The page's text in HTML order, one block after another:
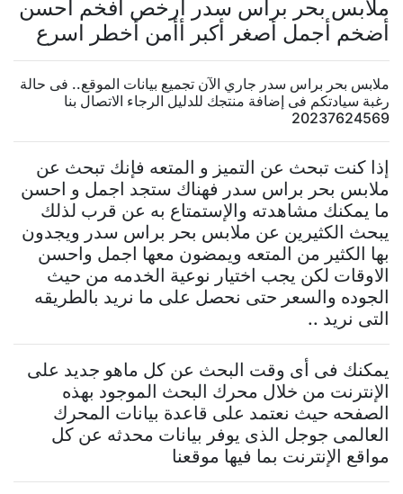
ملابس بحر براس سدر ارخص افخم أحسن
أضخم أجمل أصغر أكبر أأمن أخطر اسرع
ملابس بحر براس سدر جاري الآن تجميع بيانات الموقع.. فى حالة
رغبة سيادتكم فى إضافة منتجك للدليل الرجاء الاتصال بنا
20237624569
إذا كنت تبحث عن التميز و المتعه فإنك تبحث عن
ملابس بحر براس سدر فهناك ستجد اجمل و احسن
ما يمكنك مشاهدته والإستمتاع به عن قرب لذلك
يبحث الكثيرين عن ملابس بحر براس سدر ويجدون
بها الكثير من المتعه ويمضون معها اجمل واحسن
الاوقات لكن يجب اختيار نوعية الخدمه من حيث
الجوده والسعر حتى نحصل على ما نريد بالطريقه
التى نريد ..
يمكنك فى أى وقت البحث عن كل ماهو جديد على
الإنترنت من خلال محرك البحث الموجود بهذه
الصفحه حيث نعتمد على قاعدة بيانات المحرك
العالمى جوجل الذى يوفر بيانات محدثه عن كل
مواقع الإنترنت بما فيها موقعنا